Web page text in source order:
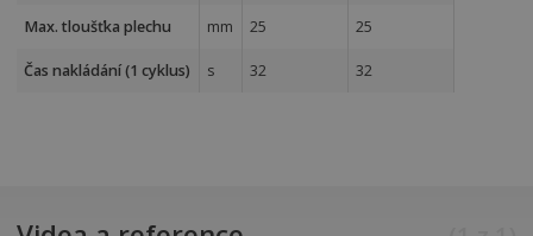
Max. tloušťka plechu mm 25 25
Čas nakládání (1 cyklus) s 32 32